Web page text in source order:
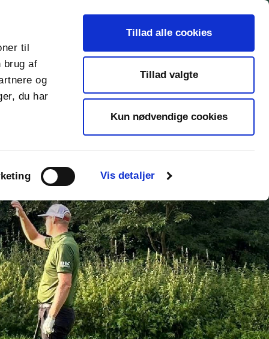
til
brug af
og
du har
Vis detaljer
Tillad alle cookies
Tillad valgte
Kun nødvendige cookies
Kontakt search
Gå til 123booking